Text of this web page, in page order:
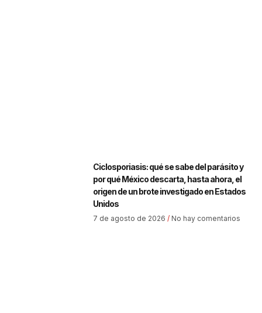
Ciclosporiasis: qué se sabe del parásito y
por qué México descarta, hasta ahora, el
origen de un brote investigado en Estados
Unidos
7 de agosto de 2026 No hay comentarios